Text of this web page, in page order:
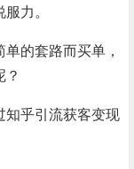
力。
的套路而买单，